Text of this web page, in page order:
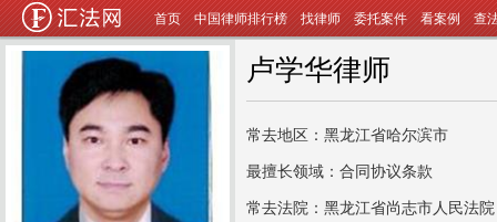
首页 中国律师排行榜 找律师 委托案件 看案例 查
卢学华律师
常去地区：黑龙江省哈尔滨市
最擅长领域：合同协议条款
常去法院：黑龙江省尚志市人民法院